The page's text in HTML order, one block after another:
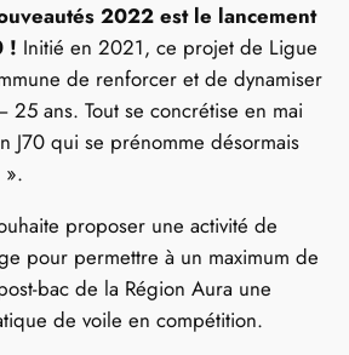
2022 est le lancement
! Initié en 2021, ce projet de Ligue
de renforcer et de dynamiser
25 ans. Tout se concrétise en mai
J70 qui se prénomme désormais
».
proposer une activité de
pour permettre à un maximum de
bac de la Région Aura une
de voile en compétition.